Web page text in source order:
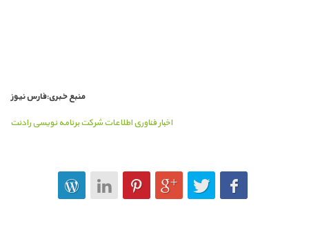
منبع خبری:فارس نیوز
اخبار فناوری اطلاعات شرکت برنامه نویسی رادنت